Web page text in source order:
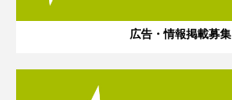
広告・情報掲載募集